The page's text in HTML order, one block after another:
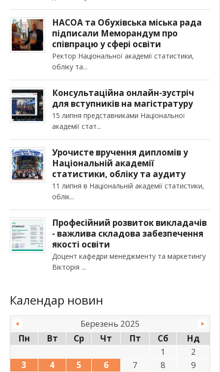
НАСОА та Обухівська міська рада
підписали Меморандум про
співпрацю у сфері освіти
Ректор Національної академії статистики,
обліку та
Консультаційна онлайн-зустріч
для вступників на магістратуру
15 липня представниками Національної
академії стат
Урочисте вручення дипломів у
Національній академії
статистики, обліку та аудиту
11 липня в Національній академії статистики,
облік
Професійний розвиток викладачів
- важлива складова забезпечення
якості освіти
Доцент кафедри менеджменту та маркетингу
Вікторія
Календар новин
Березень 2025
Пн
Вт Ср Чт Пт Сб
Нд
1
2
3
4 5 6 7 8
9